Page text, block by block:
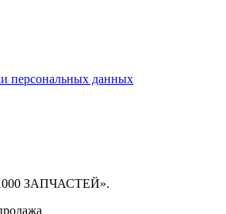
персональных данных
ЗАПЧАСТЕЙ».